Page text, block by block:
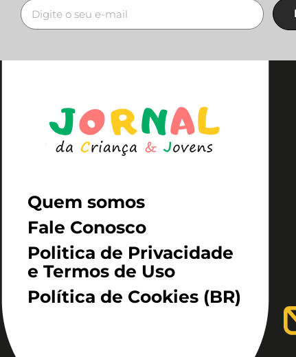
Quem somos
Fale Conosco
Politica de Privacidade
e Termos de Uso
Política de Cookies (BR)